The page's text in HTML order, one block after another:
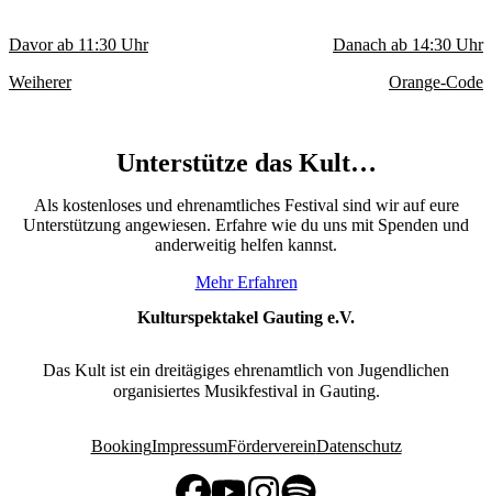
Davor ab 11:30 Uhr
Weiherer
Danach ab 14:30 Uhr
Orange-Code
Unterstütze das Kult…
Als kostenloses und ehrenamtliches Festival sind wir auf eure
Unterstützung angewiesen. Erfahre wie du uns mit Spenden und
anderweitig helfen kannst.
Mehr Erfahren
Kulturspektakel Gauting e.V.
Das Kult ist ein dreitägiges ehrenamtlich von Jugendlichen
organisiertes Musikfestival in Gauting.
BookingImpressumFördervereinDatenschutz